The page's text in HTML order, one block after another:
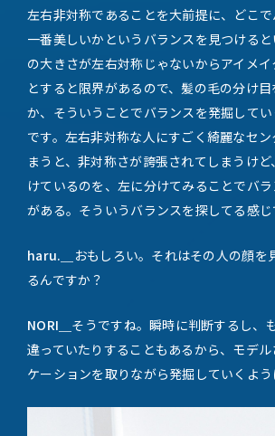
左右非対称であることを大前提に、どこ
一番美しいかというバランスを見つける
の大きさが左右対称じゃないからアイメ
とすると限界があるので、髪の毛の分け
か、そういうことでバランスを発掘して
です。左右非対称な人にすごく綺麗なセ
まうと、非対称さが誇張されてしまうけ
けているのを、左に分けてみることでバ
がある。そういうバランスを探してる感じ
haru.＿
おもしろい。それはその人の顔を
るんですか？
NORI＿ そうですね。瞬時に判断するし、
違っていたりすることもあるから、モデ
ケーションを取りながら発掘していくよう